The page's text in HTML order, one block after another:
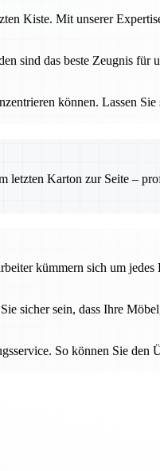
Kiste. Mit unserer
sind das beste Zeugnis für
können. Lassen Sie
letzten Karton zur Seite –
kümmern sich um jedes
sicher sein, dass Ihre
So können Sie den